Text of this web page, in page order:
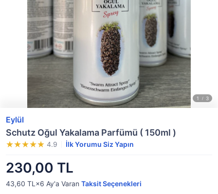
Eylül
Schutz Oğul Yakalama Parfümü ( 150ml )
4.9 İlk Yorumu Siz Yapın
230,00 TL
43,60 TL×6 Ay'a Varan Taksit Seçenekleri